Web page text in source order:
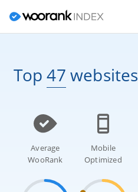
Top47 websites
Average
WooRank
Mobile
Optimized